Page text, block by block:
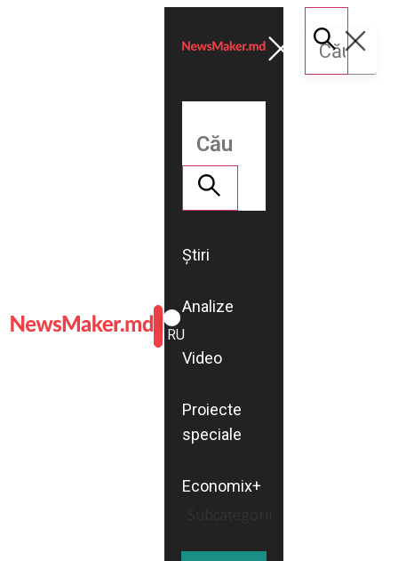
ROMÂNĂ
RU
Știri
Analize
Video
Proiecte
speciale
Economix+